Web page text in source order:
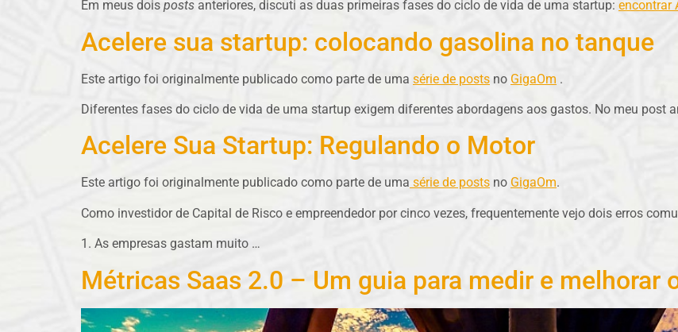
Em meus dois posts anteriores, discuti as duas primeiras fases do ciclo de vida de uma startup: encontrar
Acelere sua startup: colocando gasolina no tanque
Este artigo foi originalmente publicado como parte de uma série de posts no GigaOm .
Diferentes fases do ciclo de vida de uma startup exigem diferentes abordagens aos gastos. No meu post
Acelere Sua Startup: Regulando o Motor
Este artigo foi originalmente publicado como parte de uma série de posts no GigaOm.
Como investidor de Capital de Risco e empreendedor por cinco vezes, frequentemente vejo dois erros
1. As empresas gastam muito …
Métricas Saas 2.0 – Um guia para medir e melhorar